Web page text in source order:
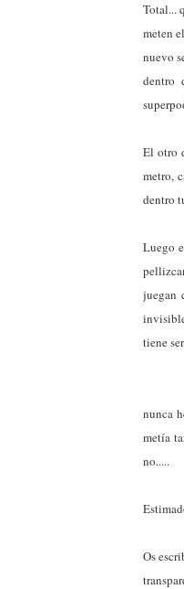
Total...
meten
nuevo
dentro
El otro
metro,
dentro
Luego
juegan
tiene
nunca
metía
no.....
Os